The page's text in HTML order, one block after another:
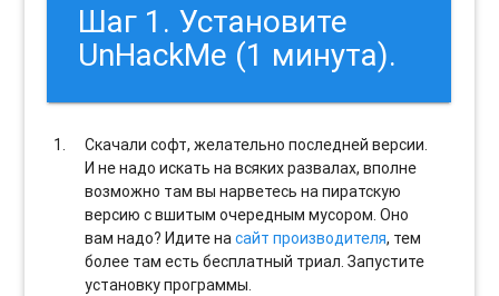
Шаг 1. Установите
UnHackMe (1 минута).
Скачали софт, желательно последней версии.
И не надо искать на всяких развалах, вполне
возможно там вы нарветесь на пиратскую
версию с вшитым очередным мусором. Оно
вам надо? Идите насайт производителя, тем
более там есть бесплатный триал. Запустите
установку программы.